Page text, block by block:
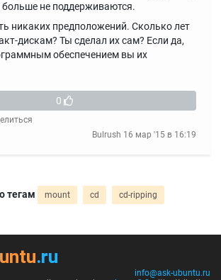
больше не поддерживаются.
никаких предположений. Сколько лет
дискам? Ты сделал их сам? Если да,
обеспечением вы их
0
Bulrush 16 мар '15 в 16:19
тегам mount cd cd-ripping
info@ask-ubuntu.ru